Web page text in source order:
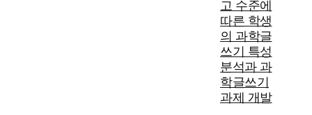
고 수준에
따른 학생
의 과학글
쓰기 특성
분석과 과
학글쓰기
과제 개발